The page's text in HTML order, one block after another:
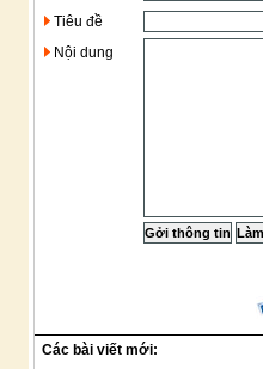
Tiêu đề
Nội dung
Các bài viết mới: